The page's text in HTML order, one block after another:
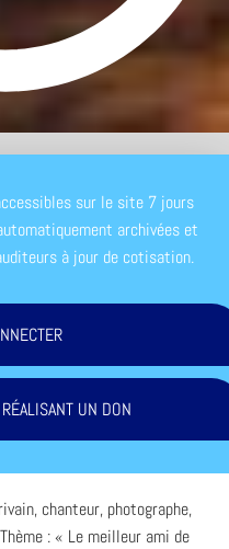
sur le site 7 jours
archivées et
à jour de cotisation.
UN DON
chanteur, photographe,
: « Le meilleur ami de